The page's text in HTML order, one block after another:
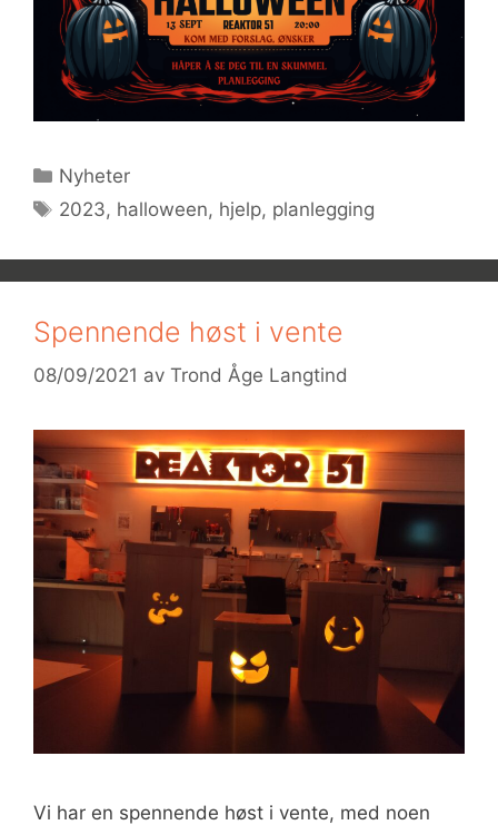
Kategorier
Nyheter
Stikkord
2023, halloween, hjelp, planlegging
Spennende høst i vente
08/09/2021 av Trond Åge Langtind
Vi har en spennende høst i vente, med noen